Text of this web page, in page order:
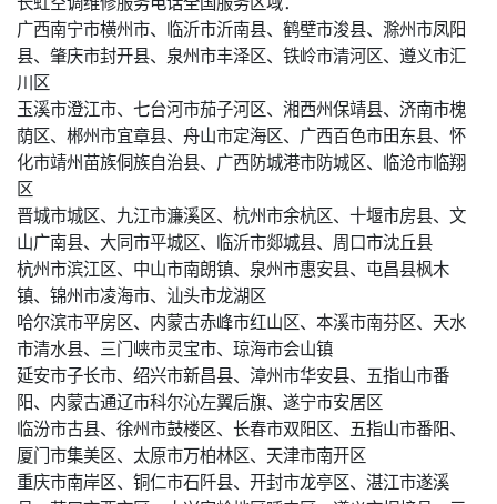
广西南宁市横州市、临沂市沂南县、鹤壁市浚县、滁州市凤阳
县、肇庆市封开县、泉州市丰泽区、铁岭市清河区、遵义市汇
川区
玉溪市澄江市、七台河市茄子河区、湘西州保靖县、济南市槐
荫区、郴州市宜章县、舟山市定海区、广西百色市田东县、怀
化市靖州苗族侗族自治县、广西防城港市防城区、临沧市临翔
区
晋城市城区、九江市濂溪区、杭州市余杭区、十堰市房县、文
山广南县、大同市平城区、临沂市郯城县、周口市沈丘县
杭州市滨江区、中山市南朗镇、泉州市惠安县、屯昌县枫木
镇、锦州市凌海市、汕头市龙湖区
哈尔滨市平房区、内蒙古赤峰市红山区、本溪市南芬区、天水
市清水县、三门峡市灵宝市、琼海市会山镇
延安市子长市、绍兴市新昌县、漳州市华安县、五指山市番
阳、内蒙古通辽市科尔沁左翼后旗、遂宁市安居区
临汾市古县、徐州市鼓楼区、长春市双阳区、五指山市番阳、
厦门市集美区、太原市万柏林区、天津市南开区
重庆市南岸区、铜仁市石阡县、开封市龙亭区、湛江市遂溪